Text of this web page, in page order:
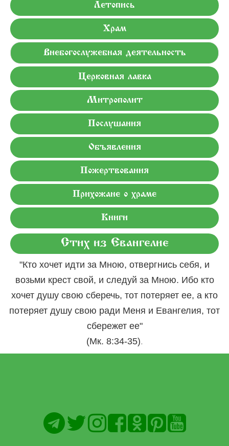
Летопись
Храм
Внебогослужебная деятельность
Церковная лавка
Митрополит
Послушания
Объявления
Пожертвования
Прихожане о храме
Книги
Стих из Евангелие
"Кто хочет идти за Мною, отвергнись себя, и
возьми крест свой, и следуй за Мною. Ибо кто
хочет душу свою сберечь, тот потеряет ее, а кто
потеряет душу свою ради Меня и Евангелия, тот
сбережет ее"
(Мк. 8:34-35).